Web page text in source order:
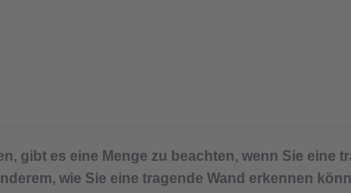
gibt es eine Menge zu beachten, wenn Sie eine
wie Sie eine tragende Wand erkennen